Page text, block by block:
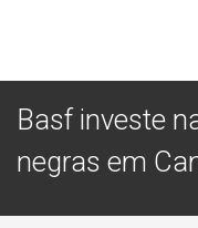
Basf investe
negras em